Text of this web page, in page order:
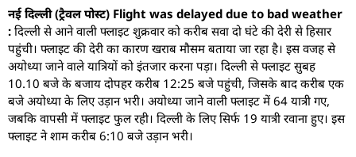
नई दिल्ली (ट्रैवल पोस्ट) Flight was delayed due to bad weather
: दिल्ली से आने वाली फ्लाइट शुक्रवार को करीब सवा दो घंटे की देरी से हिसार
पहुंची। फ्लाइट की देरी का कारण खराब मौसम बताया जा रहा है। इस वजह से
अयोध्या जाने वाले यात्रियों को इंतजार करना पड़ा। दिल्ली से फ्लाइट सुबह
10.10 बजे के बजाय दोपहर करीब 12:25 बजे पहुंची, जिसके बाद करीब एक
बजे अयोध्या के लिए उड़ान भरी। अयोध्या जाने वाली फ्लाइट में 64 यात्री गए,
जबकि वापसी में फ्लाइट फुल रही। दिल्ली के लिए सिर्फ 19 यात्री रवाना हुए। इस
फ्लाइट ने शाम करीब 6:10 बजे उड़ान भरी।